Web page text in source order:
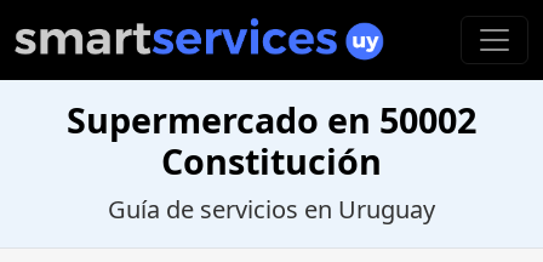
Supermercado en 50002
Constitución
Guía de servicios en Uruguay